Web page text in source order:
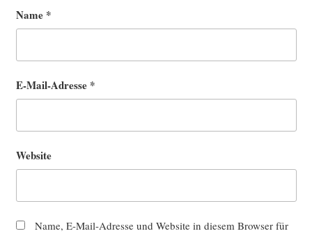
Name *
E-Mail-Adresse *
Website
Name, E-Mail-Adresse und Website in diesem Browser für